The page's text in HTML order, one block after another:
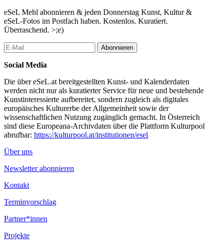
eSeL Mehl abonnieren & jeden Donnerstag Kunst, Kultur &
eSeL-Fotos im Postfach haben. Kostenlos. Kuratiert.
Überraschend. >;e)
Abonnieren
Social Media
Die über eSeL.at bereitgestellten Kunst- und Kalenderdaten
werden nicht nur als kuratierter Service für neue und bestehende
Kunstinteressierte aufbereitet, sondern zugleich als digitales
europäisches Kulturerbe der Allgemeinheit sowie der
wissenschaftlichen Nutzung zugänglich gemacht. In Österreich
sind diese Europeana-Archivdaten über die Plattform Kulturpool
abrufbar: https://kulturpool.at/institutionen/esel
Über uns
Newsletter abonnieren
Kontakt
Terminvorschlag
Partner*innen
Projekte